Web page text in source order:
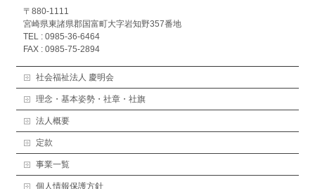
〒880-1111
宮崎県東諸県郡国富町大字岩知野357番地
TEL : 0985-36-6464
FAX : 0985-75-2894
社会福祉法人 慶明会
理念・基本姿勢・社章・社旗
法人概要
定款
事業一覧
個人情報保護方針